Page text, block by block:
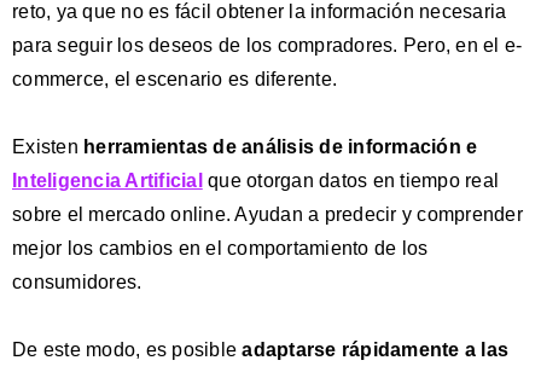
reto, ya que no es fácil obtener la información necesaria
para seguir los deseos de los compradores. Pero, en el e-
commerce, el escenario es diferente.
Existen herramientas de análisis de información e
Inteligencia Artificial que otorgan datos en tiempo real
sobre el mercado online. Ayudan a predecir y comprender
mejor los cambios en el comportamiento de los
consumidores.
De este modo, es posibleadaptarse rápidamente a las